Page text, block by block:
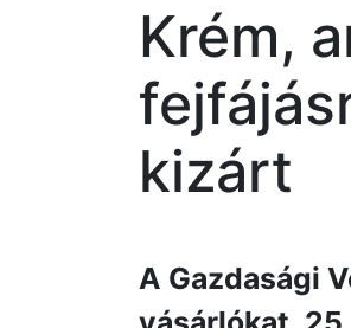
Krém,
kizárt
A Gazdasági